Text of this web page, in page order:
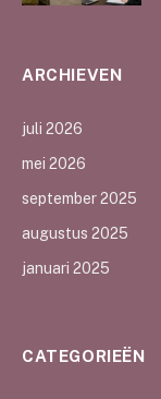
ARCHIEVEN
juli 2026
mei 2026
september 2025
augustus 2025
januari 2025
CATEGORIEËN